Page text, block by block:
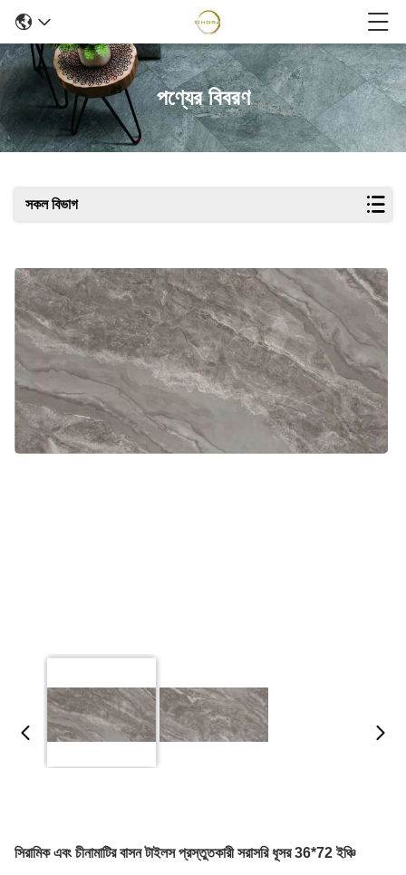
পণ্যের বিবরণ
সকল বিভাগ
সিরামিক এবং চীনামাটির বাসন টাইলস প্রস্তুতকারী সরাসরি ধূসর 36*72 ইঞ্চি